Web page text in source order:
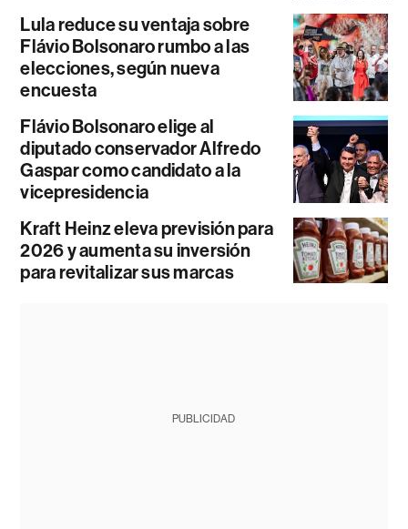
Lula reduce su ventaja sobre
Flávio Bolsonaro rumbo a las
elecciones, según nueva
encuesta
Flávio Bolsonaro elige al
diputado conservador Alfredo
Gaspar como candidato a la
vicepresidencia
Kraft Heinz eleva previsión para
2026 y aumenta su inversión
para revitalizar sus marcas
PUBLICIDAD